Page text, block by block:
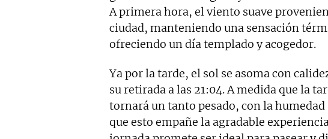
A primera hora, el viento suave
ciudad, manteniendo una sensación
ofreciendo un día templado y acogedor.
Ya por la tarde, el sol se asoma con
su retirada a las 21:04. A medida que la
tornará un tanto pesado, con la
que esto empañe la agradable